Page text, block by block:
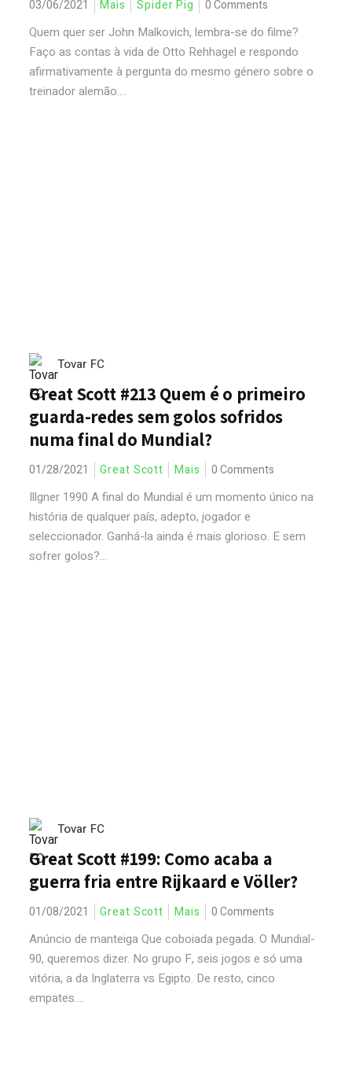
03/06/2021 Mais Spider Pig 0 Comments
Quem quer ser John Malkovich, lembra-se do filme?
Faço as contas à vida de Otto Rehhagel e respondo
afirmativamente à pergunta do mesmo género sobre o
treinador alemão....
Tovar FC
Great Scott #213 Quem é o primeiro
guarda-redes sem golos sofridos
numa final do Mundial?
01/28/2021 Great Scott Mais 0 Comments
Illgner 1990 A final do Mundial é um momento único na
história de qualquer país, adepto, jogador e
seleccionador. Ganhá-la ainda é mais glorioso. E sem
sofrer golos?...
Tovar FC
Great Scott #199: Como acaba a
guerra fria entre Rijkaard e Völler?
01/08/2021 Great Scott Mais 0 Comments
Anúncio de manteiga Que coboiada pegada. O Mundial-
90, queremos dizer. No grupo F, seis jogos e só uma
vitória, a da Inglaterra vs Egipto. De resto, cinco
empates....